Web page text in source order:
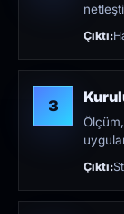
Çıktı:
3
Çıktı: